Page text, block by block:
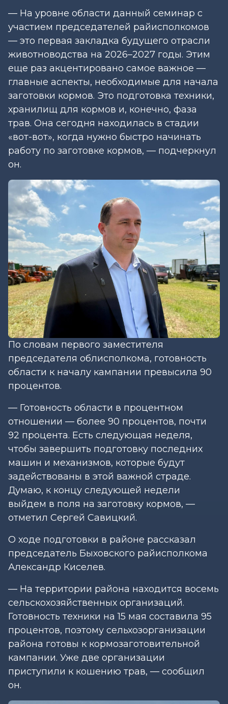
— На уровне области данный семинар с
участием председателей райисполкомов
— это первая закладка будущего отрасли
животноводства на 2026–2027 годы. Этим
еще раз акцентировано самое важное —
главные аспекты, необходимые для начала
заготовки кормов. Это подготовка техники,
хранилищ для кормов и, конечно, фаза
трав. Она сегодня находилась в стадии
«вот-вот», когда нужно быстро начинать
работу по заготовке кормов, — подчеркнул
он.
По словам первого заместителя
председателя облисполкома, готовность
области к началу кампании превысила 90
процентов.
— Готовность области в процентном
отношении — более 90 процентов, почти
92 процента. Есть следующая неделя,
чтобы завершить подготовку последних
машин и механизмов, которые будут
задействованы в этой важной страде.
Думаю, к концу следующей недели
выйдем в поля на заготовку кормов, —
отметил Сергей Савицкий.
О ходе подготовки в районе рассказал
председатель Быховского райисполкома
Александр Киселев.
— На территории района находится восемь
сельскохозяйственных организаций.
Готовность техники на 15 мая составила 95
процентов, поэтому сельхозорганизации
района готовы к кормозаготовительной
кампании. Уже две организации
приступили к кошению трав, — сообщил
он.